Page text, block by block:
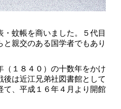
蚊帳を商いました。５代目
親交のある国学者でもあり
１８４０）の十数年をかけ
は近江兄弟社図書館として
て、平成１６年４月より開館